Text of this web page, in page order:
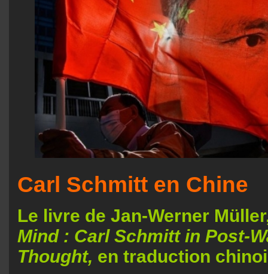
Carl Schmitt en Chine
Le livre de Jan-Werner
Mind : Carl Schmitt in Post-
Thought, en traduction